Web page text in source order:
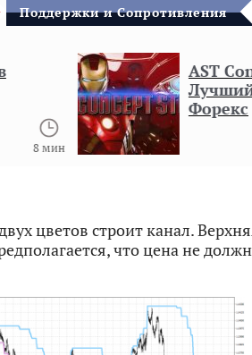
Поддержки и Сопротивления
8 мин
AST
Лучший
Форекс
цветов строит канал.
что цена не